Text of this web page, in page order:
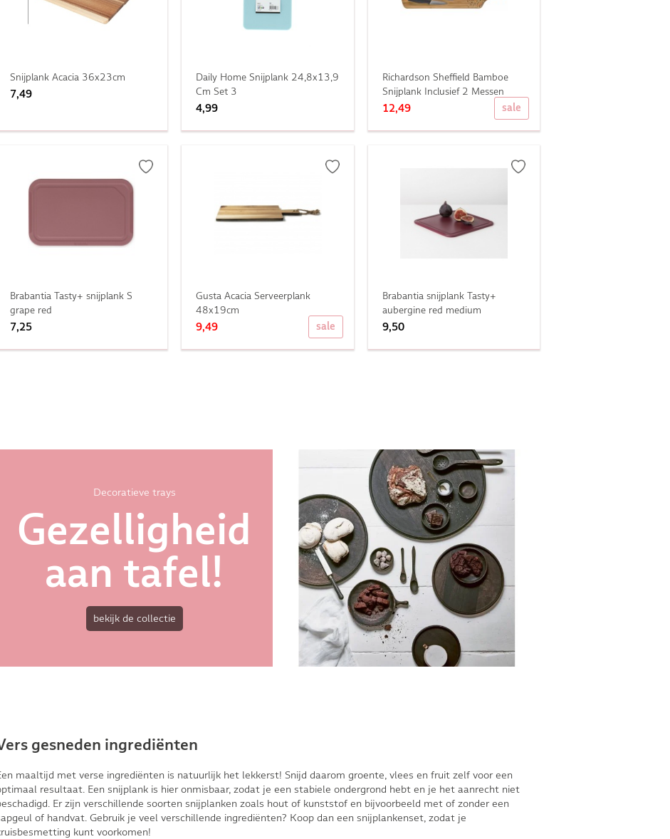
Snijplank Acacia 36x23cm
7,49
Daily Home Snijplank 24,8x13,9
Cm Set 3
4,99 sale
Richardson Sheffield Bamboe
Snijplank Inclusief 2 Messen
12,49
Brabantia Tasty+ snijplank S
grape red
7,25 sale
Gusta Acacia Serveerplank
48x19cm
9,49
Brabantia snijplank Tasty+
aubergine red medium
9,50
Decoratieve trays
Gezelligheid
aan tafel!
bekijk de collectie
gesneden ingrediënten
maaltijd met verse ingrediënten is natuurlijk het lekkerst! Snijd daarom groente, vlees en fruit zelf voor een
resultaat. Een snijplank is hier onmisbaar, zodat je een stabiele ondergrond hebt en je het aanrecht niet
Er zijn verschillende soorten snijplanken zoals hout of kunststof en bijvoorbeeld met of zonder een
of handvat. Gebruik je veel verschillende ingrediënten? Koop dan een snijplankenset, zodat je
kunt voorkomen!